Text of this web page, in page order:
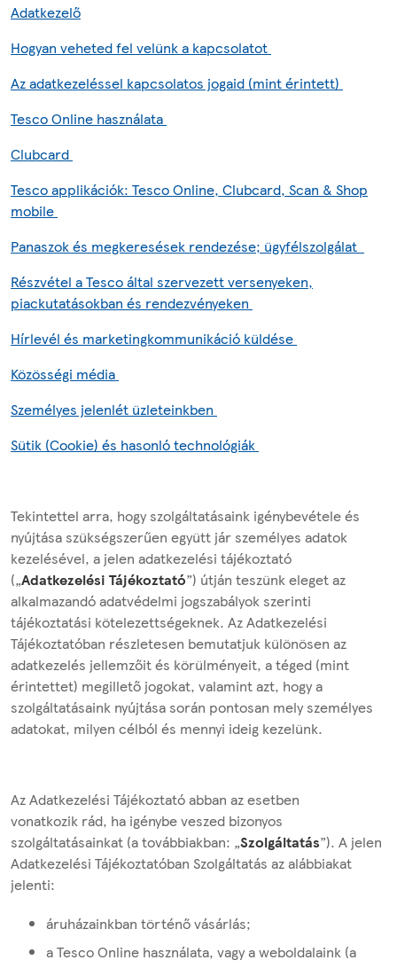
Adatkezelő
Hogyan veheted fel velünk a kapcsolatot
Az adatkezeléssel kapcsolatos jogaid (mint érintett)
Tesco Online használata
Clubcard
Tesco applikációk: Tesco Online, Clubcard, Scan & Shop
mobile
Panaszok és megkeresések rendezése; ügyfélszolgálat
Részvétel a Tesco által szervezett versenyeken,
piackutatásokban és rendezvényeken
Hírlevél és marketingkommunikáció küldése
Közösségi média
Személyes jelenlét üzleteinkben
Sütik (Cookie) és hasonló technológiák
Tekintettel arra, hogy szolgáltatásaink igénybevétele és
nyújtása szükségszerűen együtt jár személyes adatok
kezelésével, a jelen adatkezelési tájékoztató
(„Adatkezelési Tájékoztató”) útján teszünk eleget az
alkalmazandó adatvédelmi jogszabályok szerinti
tájékoztatási kötelezettségeknek. Az Adatkezelési
Tájékoztatóban részletesen bemutatjuk különösen az
adatkezelés jellemzőit és körülményeit, a téged (mint
érintettet) megillető jogokat, valamint azt, hogy a
szolgáltatásaink nyújtása során pontosan mely személyes
adatokat, milyen célból és mennyi ideig kezelünk.
Az Adatkezelési Tájékoztató abban az esetben
vonatkozik rád, ha igénybe veszed bizonyos
szolgáltatásainkat (a továbbiakban: „Szolgáltatás”). A jelen
Adatkezelési Tájékoztatóban Szolgáltatás az alábbiakat
jelenti:
áruházainkban történő vásárlás;
a Tesco Online használata, vagy a weboldalaink (a